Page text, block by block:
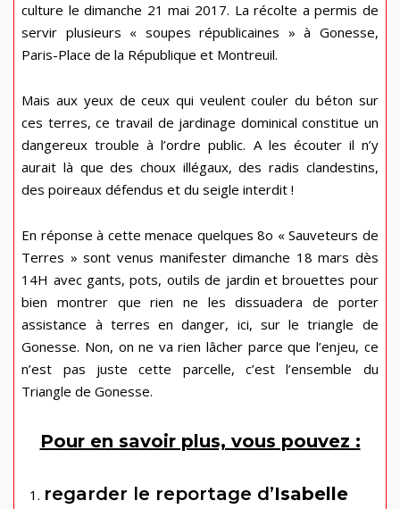
culture le dimanche 21 mai 2017. La récolte a permis de
servir plusieurs « soupes républicaines » à Gonesse,
Paris-Place de la République et Montreuil.
Mais aux yeux de ceux qui veulent couler du béton sur
ces terres, ce travail de jardinage dominical constitue un
dangereux trouble à l’ordre public. A les écouter il n’y
aurait là que des choux illégaux, des radis clandestins,
des poireaux défendus et du seigle interdit !
En réponse à cette menace quelques 8o « Sauveteurs de
Terres » sont venus manifester dimanche 18 mars dès
14H avec gants, pots, outils de jardin et brouettes pour
bien montrer que rien ne les dissuadera de porter
assistance à terres en danger, ici, sur le triangle de
Gonesse. Non, on ne va rien lâcher parce que l’enjeu, ce
n’est pas juste cette parcelle, c’est l’ensemble du
Triangle de Gonesse.
Pour en savoir plus, vous pouvez :
regarder le reportage d’Isabelle